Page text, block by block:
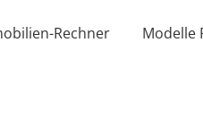
Rechner Modelle